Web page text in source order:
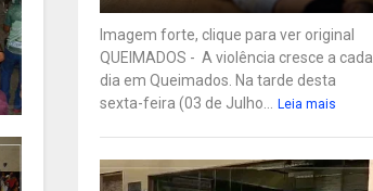
Imagem forte, clique para ver original
QUEIMADOS - A violência cresce a cada
dia em Queimados. Na tarde desta
sexta-feira (03 de Julho...
Leia mais